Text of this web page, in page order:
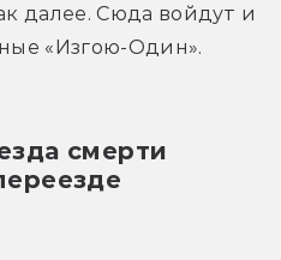
далее. Сюда войдут и
«Изгою-Один».
смерти